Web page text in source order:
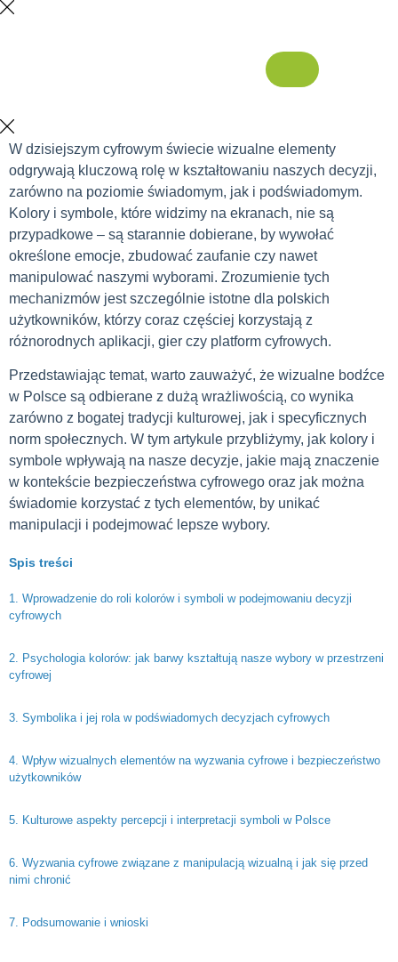
W dzisiejszym cyfrowym świecie wizualne elementy
odgrywają kluczową rolę w kształtowaniu naszych decyzji,
zarówno na poziomie świadomym, jak i podświadomym.
Kolory i symbole, które widzimy na ekranach, nie są
przypadkowe – są starannie dobierane, by wywołać
określone emocje, zbudować zaufanie czy nawet
manipulować naszymi wyborami. Zrozumienie tych
mechanizmów jest szczególnie istotne dla polskich
użytkowników, którzy coraz częściej korzystają z
różnorodnych aplikacji, gier czy platform cyfrowych.
Przedstawiając temat, warto zauważyć, że wizualne bodźce
w Polsce są odbierane z dużą wrażliwością, co wynika
zarówno z bogatej tradycji kulturowej, jak i specyficznych
norm społecznych. W tym artykule przybliżymy, jak kolory i
symbole wpływają na nasze decyzje, jakie mają znaczenie
w kontekście bezpieczeństwa cyfrowego oraz jak można
świadomie korzystać z tych elementów, by unikać
manipulacji i podejmować lepsze wybory.
Spis treści
1. Wprowadzenie do roli kolorów i symboli w podejmowaniu decyzji
cyfrowych
2. Psychologia kolorów: jak barwy kształtują nasze wybory w przestrzeni
cyfrowej
3. Symbolika i jej rola w podświadomych decyzjach cyfrowych
4. Wpływ wizualnych elementów na wyzwania cyfrowe i bezpieczeństwo
użytkowników
5. Kulturowe aspekty percepcji i interpretacji symboli w Polsce
6. Wyzwania cyfrowe związane z manipulacją wizualną i jak się przed
nimi chronić
7. Podsumowanie i wnioski